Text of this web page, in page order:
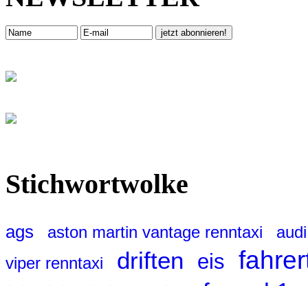
Stichwortwolke
ags aston martin vantage renntaxi
viper renntaxi
driften eis